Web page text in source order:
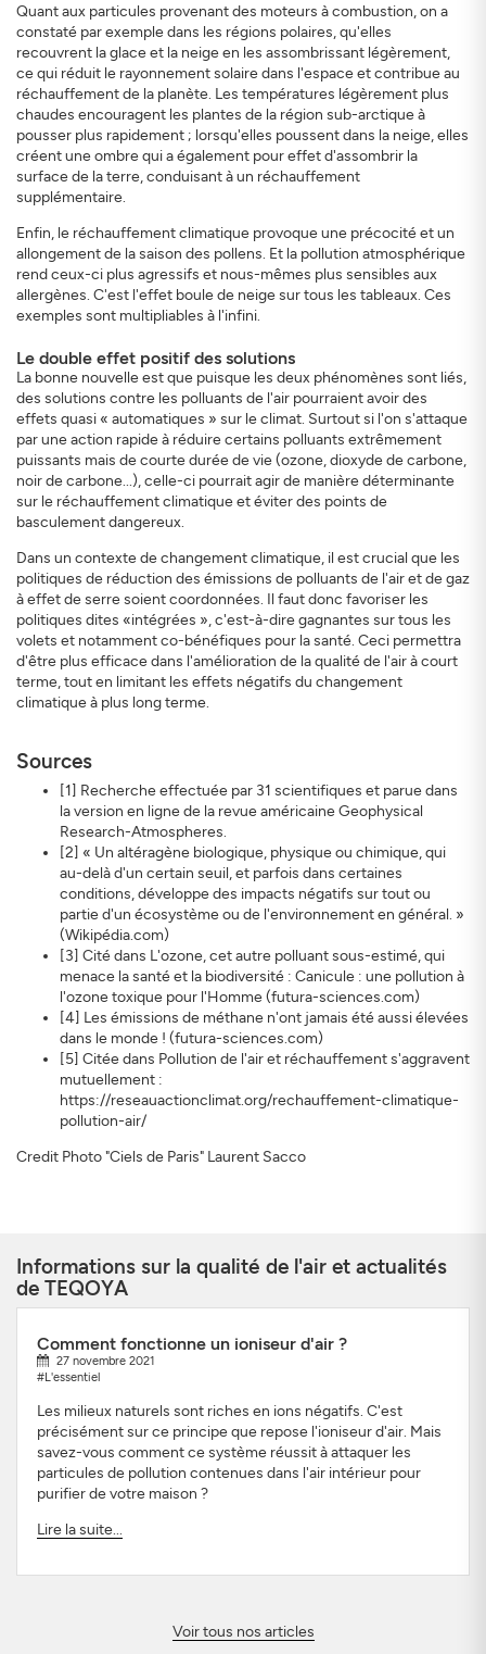
Quant aux particules provenant des moteurs à combustion, on a
constaté par exemple dans les régions polaires, qu'elles
recouvrent la glace et la neige en les assombrissant légèrement,
ce qui réduit le rayonnement solaire dans l'espace et contribue au
réchauffement de la planète. Les températures légèrement plus
chaudes encouragent les plantes de la région sub-arctique à
pousser plus rapidement ; lorsqu'elles poussent dans la neige, elles
créent une ombre qui a également pour effet d'assombrir la
surface de la terre, conduisant à un réchauffement
supplémentaire.
Enfin, le réchauffement climatique provoque une précocité et un
allongement de la saison des pollens. Et la pollution atmosphérique
rend ceux-ci plus agressifs et nous-mêmes plus sensibles aux
allergènes. C'est l'effet boule de neige sur tous les tableaux. Ces
exemples sont multipliables à l'infini.
Le double effet positif des solutions
La bonne nouvelle est que puisque les deux phénomènes sont liés,
des solutions contre les polluants de l'air pourraient avoir des
effets quasi « automatiques » sur le climat. Surtout si l'on s'attaque
par une action rapide à réduire certains polluants extrêmement
puissants mais de courte durée de vie (ozone, dioxyde de carbone,
noir de carbone...), celle-ci pourrait agir de manière déterminante
sur le réchauffement climatique et éviter des points de
basculement dangereux.
Dans un contexte de changement climatique, il est crucial que les
politiques de réduction des émissions de polluants de l'air et de gaz
à effet de serre soient coordonnées. Il faut donc favoriser les
politiques dites «intégrées », c'est-à-dire gagnantes sur tous les
volets et notamment co-bénéfiques pour la santé. Ceci permettra
d'être plus efficace dans l'amélioration de la qualité de l'air à court
terme, tout en limitant les effets négatifs du changement
climatique à plus long terme.
Sources
[1] Recherche effectuée par 31 scientifiques et parue dans
la version en ligne de la revue américaine Geophysical
Research-Atmospheres.
[2] « Un altéragène biologique, physique ou chimique, qui
au-delà d'un certain seuil, et parfois dans certaines
conditions, développe des impacts négatifs sur tout ou
partie d'un écosystème ou de l'environnement en général. »
(Wikipédia.com)
[3] Cité dans L'ozone, cet autre polluant sous-estimé, qui
menace la santé et la biodiversité : Canicule : une pollution à
l'ozone toxique pour l'Homme (futura-sciences.com)
[4] Les émissions de méthane n'ont jamais été aussi élevées
dans le monde ! (futura-sciences.com)
[5] Citée dans Pollution de l'air et réchauffement s'aggravent
mutuellement :
https://reseauactionclimat.org/rechauffement-climatique-
pollution-air/
Credit Photo "Ciels de Paris" Laurent Sacco
Informations sur la qualité de l'air et actualités
de TEQOYA
Comment fonctionne un ioniseur d'air ?
27 novembre 2021
#L'essentiel
Les milieux naturels sont riches en ions négatifs. C'est
précisément sur ce principe que repose l'ioniseur d'air. Mais
savez-vous comment ce système réussit à attaquer les
particules de pollution contenues dans l'air intérieur pour
purifier de votre maison ?
Lire la suite...
Voir tous nos articles